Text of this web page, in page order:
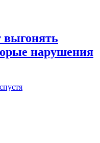
выгонять
нарушения